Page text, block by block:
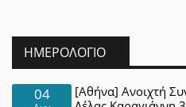
ΗΜΕΡΟΛΌΓΙΟ
04
[Αθήνα] Ανοιχτή